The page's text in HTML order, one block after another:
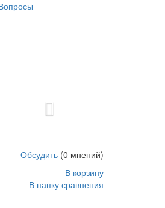
Next
его внимание.
мелкую моторику, что
управлять ими, что
и для взрослых, ведь
приятно нажимать на
одновременно. Длина
New
Обсудить (0 мнений)
В корзину
В папку сравнения